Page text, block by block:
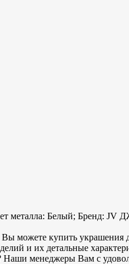
металла: Белый; Бренд: JV
можете купить украшения
и их детальные
менеджеры Вам с